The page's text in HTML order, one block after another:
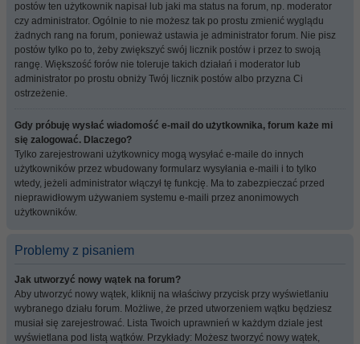
postów ten użytkownik napisał lub jaki ma status na forum, np. moderator
czy administrator. Ogólnie to nie możesz tak po prostu zmienić wyglądu
żadnych rang na forum, ponieważ ustawia je administrator forum. Nie pisz
postów tylko po to, żeby zwiększyć swój licznik postów i przez to swoją
rangę. Większość forów nie toleruje takich działań i moderator lub
administrator po prostu obniży Twój licznik postów albo przyzna Ci
ostrzeżenie.
Gdy próbuję wysłać wiadomość e-mail do użytkownika, forum każe mi
się zalogować. Dlaczego?
Tylko zarejestrowani użytkownicy mogą wysyłać e-maile do innych
użytkowników przez wbudowany formularz wysyłania e-maili i to tylko
wtedy, jeżeli administrator włączył tę funkcję. Ma to zabezpieczać przed
nieprawidłowym używaniem systemu e-maili przez anonimowych
użytkowników.
Problemy z pisaniem
Jak utworzyć nowy wątek na forum?
Aby utworzyć nowy wątek, kliknij na właściwy przycisk przy wyświetlaniu
wybranego działu forum. Możliwe, że przed utworzeniem wątku będziesz
musiał się zarejestrować. Lista Twoich uprawnień w każdym dziale jest
wyświetlana pod listą wątków. Przykłady: Możesz tworzyć nowy wątek,